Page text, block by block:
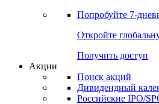
Попробуйте 7-
Откройте
Получить доступ
Акции
Поиск акций
Дивидендный
Российские IPO/